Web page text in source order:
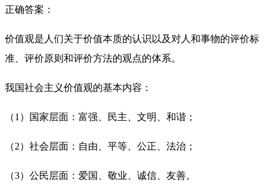
正确答案：
价值观是人们关于价值本质的认识以及对人和事物的评价标
准、评价原则和评价方法的观点的体系。
我国社会主义价值观的基本内容：
（1）国家层面：富强、民主、文明、和谐；
（2）社会层面：自由、平等、公正、法治；
（3）公民层面：爱国、敬业、诚信、友善。